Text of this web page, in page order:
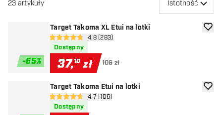
23 artykuły Istotność
-65%
Target Takoma XL Etui na lotki
otwórz panel recenzji
4.8 gwiazdki oceny
4.8 (283)
Dostępny
37,10 zł 106 zł
Target Takoma Etui na lotki
otwórz panel recenzji
4.7 gwiazdki oceny
4.7 (106)
Dostępny